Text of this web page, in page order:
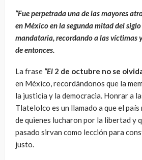
“Fue perpetrada una de las mayores
en México en la segunda mitad del siglo
mandataria, recordando a las víctimas
de entonces.
La frase “El 2 de octubre no se
en México, recordándonos que la
la justicia y la democracia. Honrar a
Tlatelolco es un llamado a que el
de quienes lucharon por la libertad y
pasado sirvan como lección para
justo.